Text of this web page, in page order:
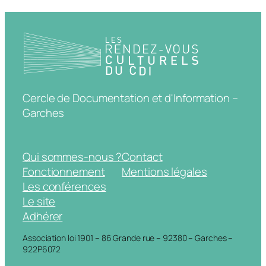
Cercle de Documentation et d'Information –
Garches
Qui sommes-nous ?
Fonctionnement
Les conférences
Le site
Adhérer
Contact
Mentions légales
Association loi 1901 – 86 Grande rue – 92380 – Garches –
922P6072